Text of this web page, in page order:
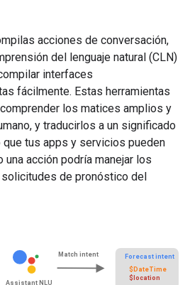
acciones de conversación,
del lenguaje natural (CLN)
interfaces
fácilmente. Estas herramientas
los matices amplios y
y traducirlos a un significado
tus apps y servicios pueden
una acción podría manejar los
de pronóstico del